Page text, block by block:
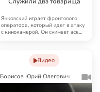
Янковский играет фронтового
оператора, который идет в атаку
с кинокамерой. Он снимает все
Видео
Борисов Юрий Олегович